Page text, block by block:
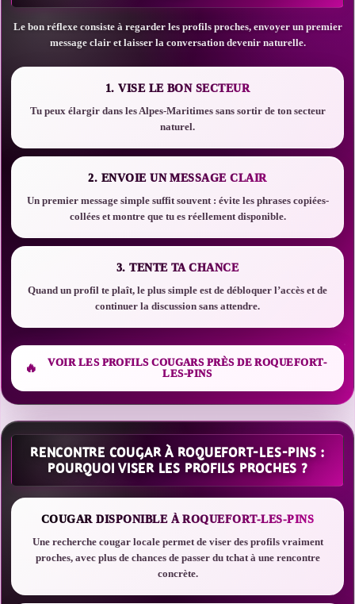
Le bon réflexe consiste à regarder les profils proches, envoyer un premier
message clair et laisser la conversation devenir naturelle.
1. VISE LE BON SECTEUR
Tu peux élargir dans les Alpes-Maritimes sans sortir de ton secteur
naturel.
2. ENVOIE UN MESSAGE CLAIR
Un premier message simple suffit souvent : évite les phrases copiées-
collées et montre que tu es réellement disponible.
3. TENTE TA CHANCE
Quand un profil te plaît, le plus simple est de débloquer l’accès et de
continuer la discussion sans attendre.
VOIR LES PROFILS COUGARS PRÈS DE ROQUEFORT-
LES-PINS
RENCONTRE COUGAR À ROQUEFORT-LES-PINS :
POURQUOI VISER LES PROFILS PROCHES ?
COUGAR DISPONIBLE À ROQUEFORT-LES-PINS
Une recherche cougar locale permet de viser des profils vraiment
proches, avec plus de chances de passer du tchat à une rencontre
concrète.